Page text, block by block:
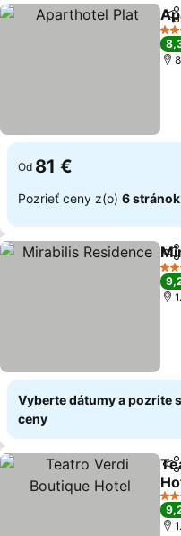
4
Od 81 €
Pozrieť ceny z(o) 6 stránok
4
Vyberte dátumy a pozrite
ceny
4